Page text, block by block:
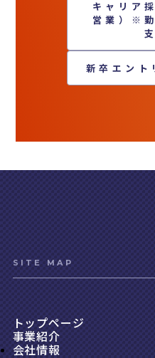
キャリア
営業）※
新卒エント
SITE MAP
トップページ
事業紹介
会社情報